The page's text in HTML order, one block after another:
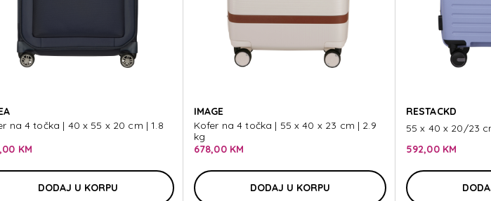
na 4 točka | 40 x 55 x 20 cm | 1.8
KM
DODAJ U KORPU
IMAGE
Kofer na 4 točka | 55 x 40 x 23 cm | 2.9
kg
678,00 KM
DODAJ U KORPU
RESTACKD
55 x 40 x 20/23
592,00 KM